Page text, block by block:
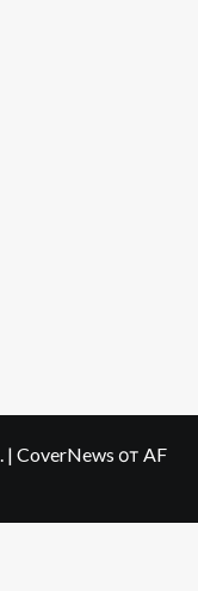
| CoverNews от AF